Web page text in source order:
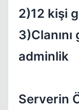
2)12 kişi
adminlik
Serverin